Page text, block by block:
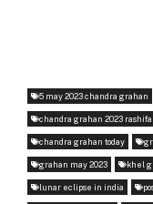
5 may 2023 chandra grahan
chandra grahan 2023
chandra grahan today
grahan may 2023 khel
lunar eclipse in india